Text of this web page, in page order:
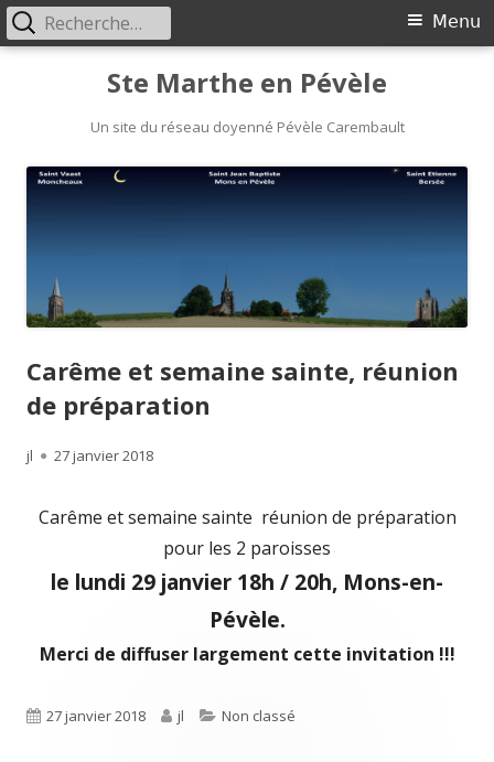
Ste Marthe en Pévèle
Un site du réseau doyenné Pévèle Carembault
Menu
principal
Menu
Rechercher :
Carême et semaine sainte, réunion
de préparation
Auteur
jl
Publié
27 janvier 2018
Carême et semaine sainte réunion de préparation
pour les 2 paroisses
le lundi 29 janvier 18h / 20h, Mons-en-
Pévèle.
Merci de diffuser largement cette invitation !!!
Publié
27 janvier 2018 Auteur
jl Catégories
Non classé